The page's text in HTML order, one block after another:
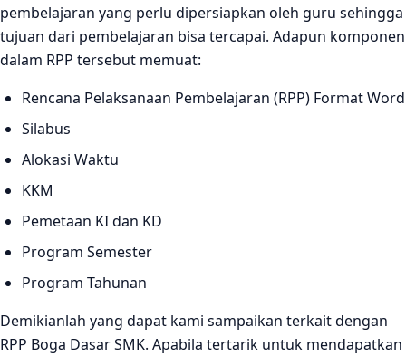
pembelajaran yang perlu dipersiapkan oleh guru sehingga
tujuan dari pembelajaran bisa tercapai. Adapun komponen
dalam RPP tersebut memuat:
Rencana Pelaksanaan Pembelajaran (RPP) Format Word
Silabus
Alokasi Waktu
KKM
Pemetaan KI dan KD
Program Semester
Program Tahunan
Demikianlah yang dapat kami sampaikan terkait dengan
RPP Boga Dasar SMK. Apabila tertarik untuk mendapatkan